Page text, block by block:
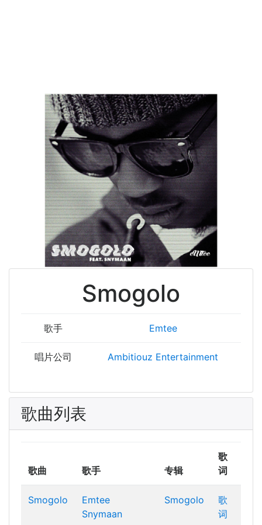
Smogolo
歌手 Emtee
唱片公司 Ambitiouz Entertainment
歌曲列表
歌曲 歌手 专辑
歌
词
Smogolo
Emtee
Snymaan
Smogolo
歌
词